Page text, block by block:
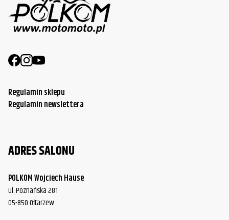
Regulamin sklepu
Regulamin newslettera
ADRES SALONU
POLKOM Wojciech Hause
ul. Poznańska 281
05-850 Ołtarzew